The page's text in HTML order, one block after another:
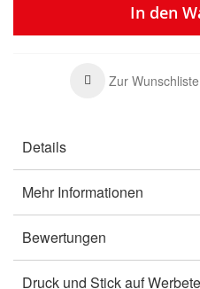
In den
Zur
Details
Mehr Informationen
Bewertungen
Druck und Stick auf